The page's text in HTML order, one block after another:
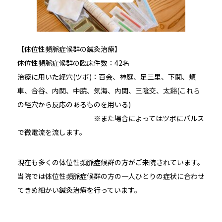
【体位性頻脈症候群の鍼灸治療】
体位性頻脈症候群の臨床件数：42名
治療に用いた経穴(ツボ)：百会、神庭、足三里、下関、頬
車、合谷、内関、中脘、気海、内関、三陰交、太谿(これら
の経穴から反応のあるものを用いる)
※また場合によってはツボにパルス
で微電流を流します。
現在も多くの体位性頻脈症候群の方がご来院されています。
当院では体位性頻脈症候群の方の一人ひとりの症状に合わせ
てきめ細かい鍼灸治療を行っています。